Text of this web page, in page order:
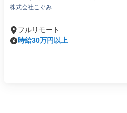
株式会社こぐみ
フルリモート
時給30万円以上